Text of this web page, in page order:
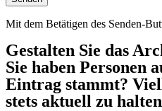
Mit dem Betätigen des Senden-
Gestalten Sie das
Sie haben Personen
Eintrag stammt?
stets aktuell zu